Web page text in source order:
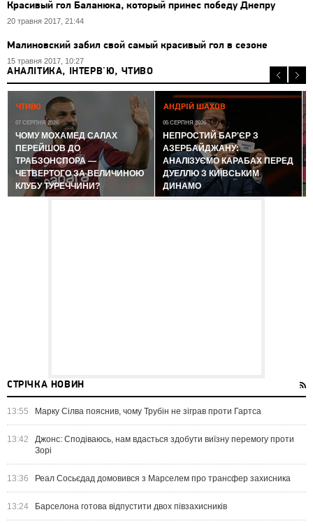
Красивый гол Баланюка, который принес победу Днепру
20 травня 2017, 21:44
Малиновский забил свой самый красивый гол в сезоне
15 травня 2017, 10:27
АНАЛІТИКА, ІНТЕРВ'Ю, ЧТИВО
ЧТИВО
07 СЕРПНЯ 2026
ЧОМУ МОХАМЕД САЛАХ
ПЕРЕЙШОВ ДО
ТРАБЗОНСПОРА —
ЧЕТВЕРТОГО ЗА ВЕЛИЧИНОЮ
КЛУБУ ТУРЕЧЧИНИ?
АНДРІЙ ШАХОВ
05 СЕРПНЯ 2026
НЕПРОСТИЙ БАР'ЄР З
АЗЕРБАЙДЖАНУ:
АНАЛІЗУЄМО КАРАБАХ ПЕРЕД
ДУЕЛЛЮ З КИЇВСЬКИМ
ДИНАМО
СТРІЧКА НОВИН
13:55 Марку Сілва пояснив, чому Трубін не зіграв проти Гартса
13:42
Джонс: Сподіваюсь, нам вдасться здобути виїзну перемогу проти
Зорі
13:36 Реал Сосьєдад домовився з Марселем про трансфер захисника
13:24 Барселона готова відпустити двох півзахисників